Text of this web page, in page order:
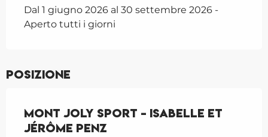
Dal 1 giugno 2026 al 30 settembre 2026 -
Aperto tutti i giorni
Posizione
Mont Joly Sport - Isabelle et
Jérôme Penz